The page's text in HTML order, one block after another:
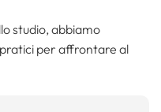
studio, abbiamo
per affrontare al